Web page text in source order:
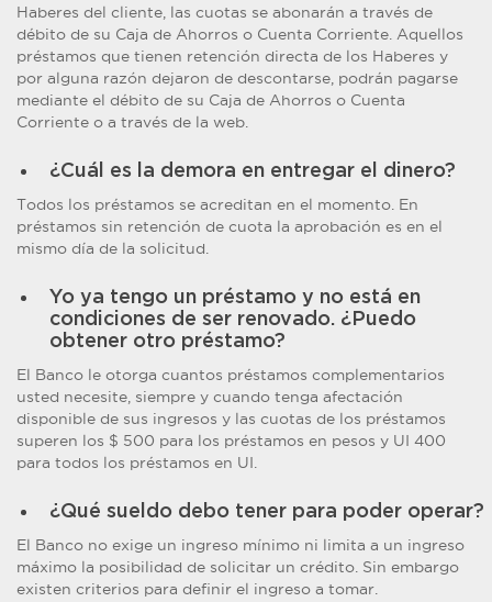
Haberes del cliente, las cuotas se abonarán a través de
débito de su Caja de Ahorros o Cuenta Corriente. Aquellos
préstamos que tienen retención directa de los Haberes y
por alguna razón dejaron de descontarse, podrán pagarse
mediante el débito de su Caja de Ahorros o Cuenta
Corriente o a través de la web.
¿Cuál es la demora en entregar el dinero?
Todos los préstamos se acreditan en el momento. En
préstamos sin retención de cuota la aprobación es en el
mismo día de la solicitud.
Yo ya tengo un préstamo y no está en
condiciones de ser renovado. ¿Puedo
obtener otro préstamo?
El Banco le otorga cuantos préstamos complementarios
usted necesite, siempre y cuando tenga afectación
disponible de sus ingresos y las cuotas de los préstamos
superen los $ 500 para los préstamos en pesos y UI 400
para todos los préstamos en UI.
¿Qué sueldo debo tener para poder operar?
El Banco no exige un ingreso mínimo ni limita a un ingreso
máximo la posibilidad de solicitar un crédito. Sin embargo
existen criterios para definir el ingreso a tomar.